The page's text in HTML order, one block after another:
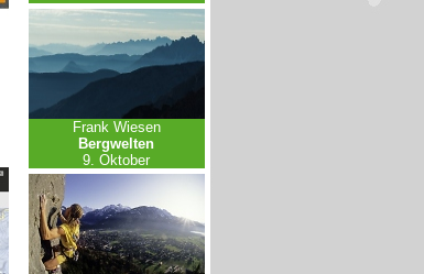
Frank Wiesen
Bergwelten
9. Oktober